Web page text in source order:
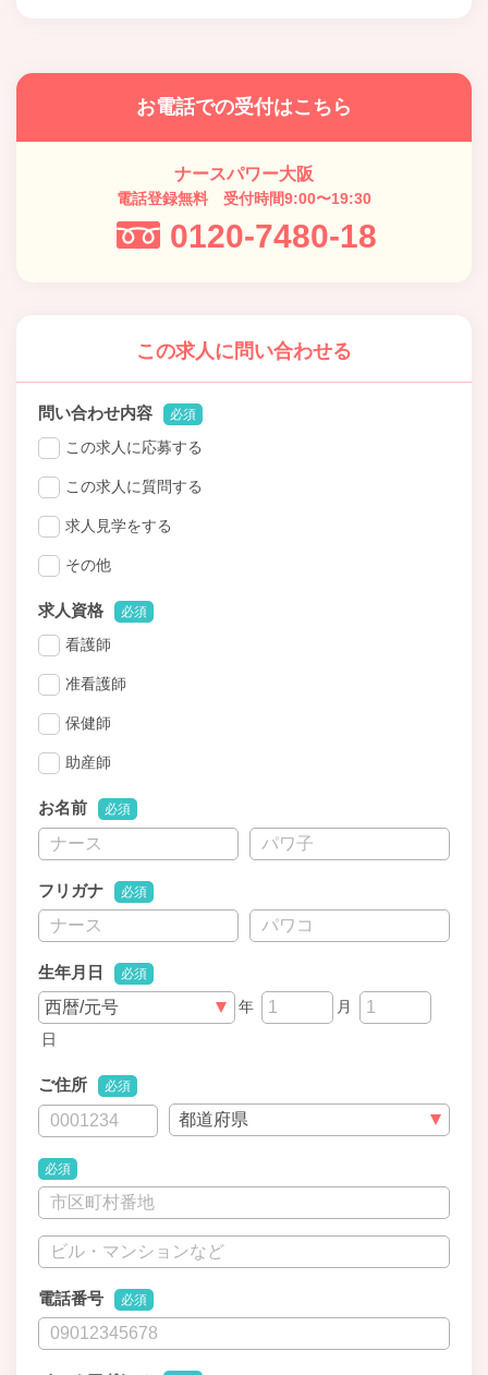
お電話での受付はこちら
ナースパワー大阪
電話登録無料 受付時間9:00〜19:30
0120-7480-18
この求人に問い合わせる
問い合わせ内容 必須
この求人に応募する
この求人に質問する
求人見学をする
その他
求人資格 必須
看護師
准看護師
保健師
助産師
お名前 必須
フリガナ 必須
生年月日 必須
年
月
日
ご住所 必須
必須
電話番号 必須